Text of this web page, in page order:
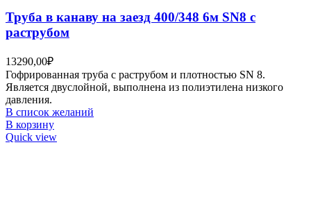
Труба в канаву на заезд 400/348 6м SN8 с
раструбом
13290,00₽
Гофрированная труба с раструбом и плотностью SN 8.
Является двуслойной, выполнена из полиэтилена низкого
давления.
В список желаний
В корзину
Quick view